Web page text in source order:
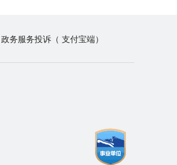
务服务投诉（ 支付宝端）